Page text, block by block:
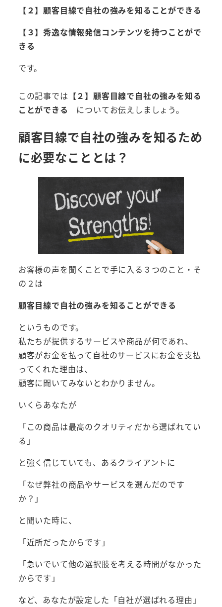
【２】顧客目線で自社の強みを知ることができる
【３】秀逸な情報発信コンテンツを持つことがで
きる
です。
この記事では 【２】顧客目線で自社の強みを知る
ことができる
についてお伝えしましょう。
顧客目線で自社の強みを知るため
に必要なこととは？
お客様の声を聞くことで手に入る３つのこと・そ
の２は
顧客目線で自社の強みを知ることができる
というものです。
私たちが提供するサービスや商品が何であれ、
顧客がお金を払って自社のサービスにお金を支払
ってくれた理由は、
顧客に聞いてみないとわかりません。
いくらあなたが
「この商品は最高のクオリティだから選ばれてい
る」
と強く信じていても、あるクライアントに
「なぜ弊社の商品やサービスを選んだのです
か？」
と聞いた時に、
「近所だったからです」
「急いでいて他の選択肢を考える時間がなかった
からです」
など、あなたが設定した「自社が選ばれる理由」